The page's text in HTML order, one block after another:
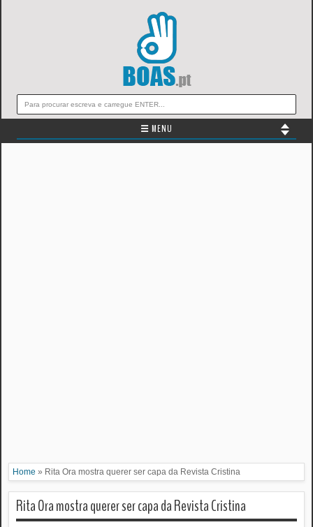
☰ MENU
Home » Rita Ora mostra querer ser capa da Revista Cristina
Rita Ora mostra querer ser capa da Revista Cristina